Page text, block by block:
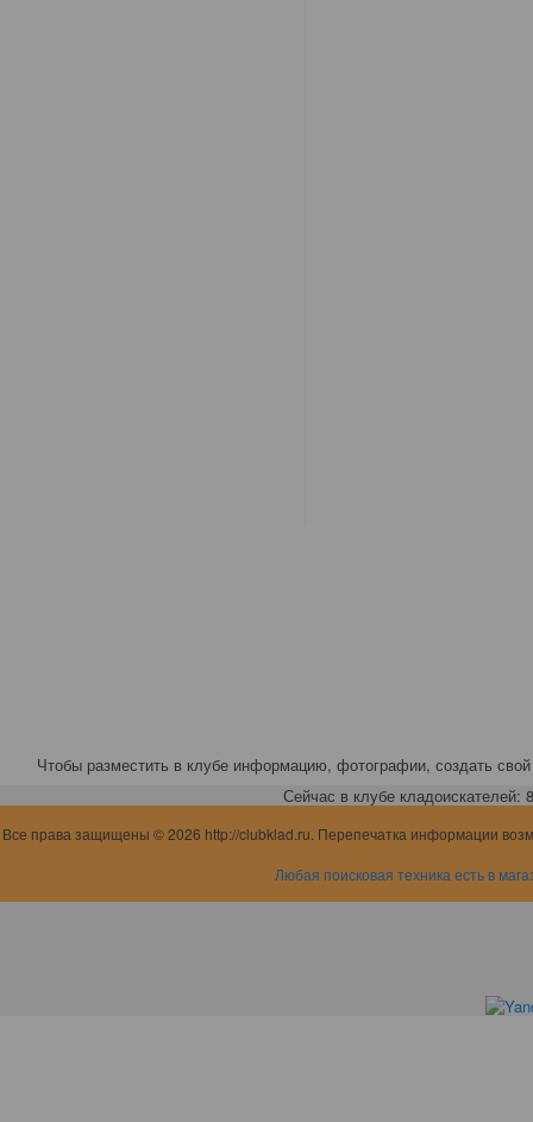
Чтобы разместить в клубе информацию, фотографии, создать свой
Сейчас в клубе кладоискателей:
Все права защищены © 2026 http://clubklad.ru. Перепечатка информации
Любая поисковая техника есть в